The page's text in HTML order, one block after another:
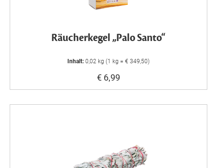
Räucherkegel „Palo Santo“
Inhalt: 0,02 kg (1 kg = € 349,50)
€ 6,99